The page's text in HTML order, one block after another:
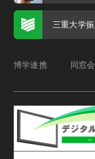
三重大学
博学連携 同窓会